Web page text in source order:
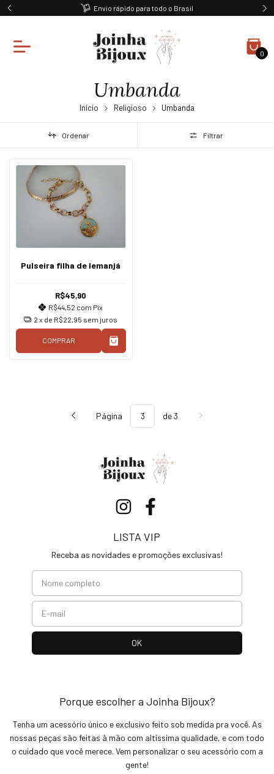
Envio rápido para todo o Brasil
0
Umbanda
Início Religioso Umbanda
Ordenar Filtrar
Pulseira filha de Iemanjá
R$45,90
R$44,52 com Pix
2 x de R$22,95 sem juros
COMPRAR
Página de 3
LISTA VIP
Receba as novidades e promoções exclusivas!
Porque escolher a Joinha Bijoux?
Tenha um acessório único e exclusivo feito sob medida pra você. As
nossas peças são feitas à mão com altíssima qualidade, e com todo
o cuidado que você merece. Vem personalizar o seu acessório com a
gente!